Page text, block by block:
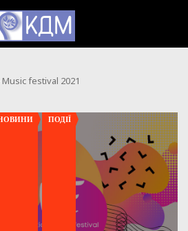
festival 2021
, ПОДІЇ